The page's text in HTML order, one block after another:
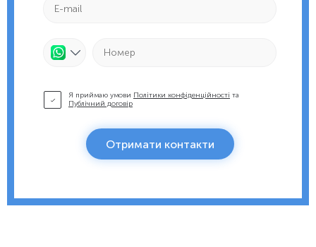
Я приймаю умови Політики конфіденційності та
Публічний договір
Отримати контакти